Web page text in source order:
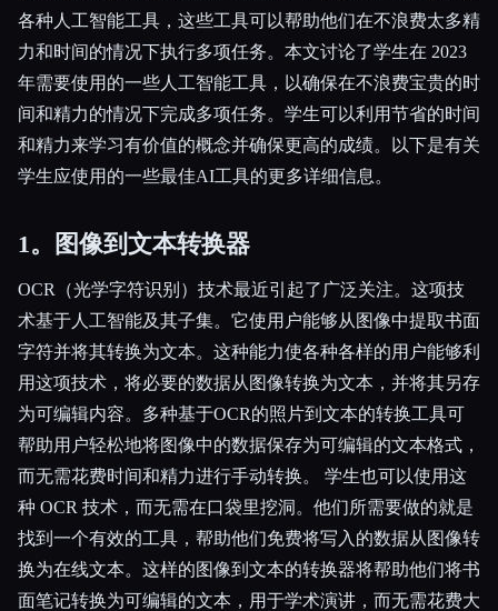
各种人工智能工具，这些工具可以帮助他们在不浪费太多精
力和时间的情况下执行多项任务。本文讨论了学生在 2023
年需要使用的一些人工智能工具，以确保在不浪费宝贵的时
间和精力的情况下完成多项任务。学生可以利用节省的时间
和精力来学习有价值的概念并确保更高的成绩。以下是有关
学生应使用的一些最佳AI工具的更多详细信息。
1。图像到文本转换器
OCR（光学字符识别）技术最近引起了广泛关注。这项技
术基于人工智能及其子集。它使用户能够从图像中提取书面
字符并将其转换为文本。这种能力使各种各样的用户能够利
用这项技术，将必要的数据从图像转换为文本，并将其另存
为可编辑内容。多种基于OCR的照片到文本的转换工具可
帮助用户轻松地将图像中的数据保存为可编辑的文本格式，
而无需花费时间和精力进行手动转换。 学生也可以使用这
种 OCR 技术，而无需在口袋里挖洞。他们所需要做的就是
找到一个有效的工具，帮助他们免费将写入的数据从图像转
换为在线文本。这样的图像到文本的转换器将帮助他们将书
面笔记转换为可编辑的文本，用于学术演讲，而无需花费大